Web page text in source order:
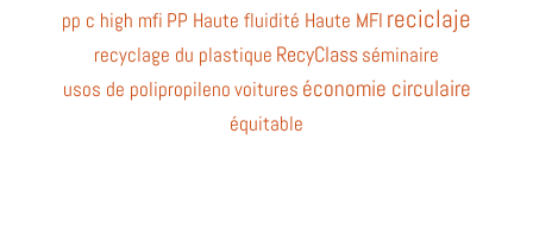
pp c high mfi PP Haute fluidité Haute MFI reciclaje
recyclage du plastique RecyClassséminaire
usos de polipropilenovoitures économie circulaire
équitable